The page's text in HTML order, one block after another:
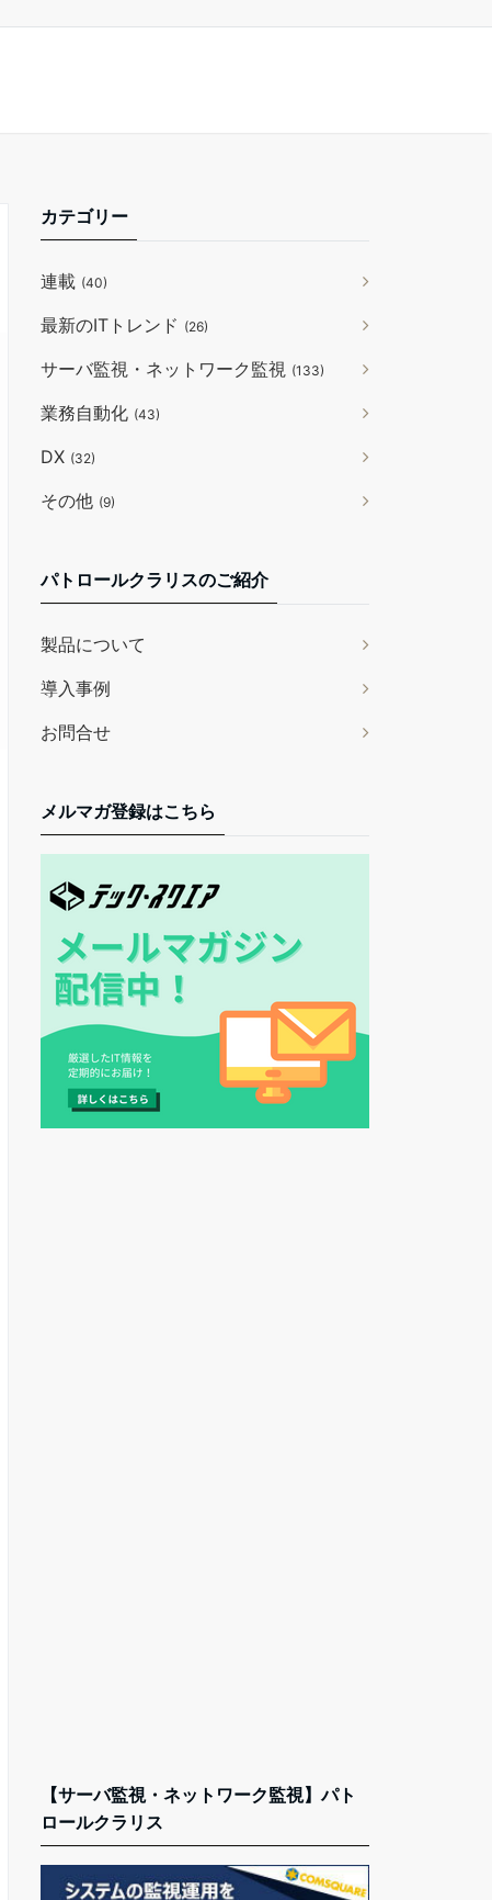
カテゴリー
連載 (40)
最新のITトレンド (26)
サーバ監視・ネットワーク監視 (133)
業務自動化 (43)
DX (32)
その他 (9)
パトロールクラリスのご紹介
製品について
導入事例
お問合せ
メルマガ登録はこちら
【サーバ監視・ネットワーク監視】パト
ロールクラリス